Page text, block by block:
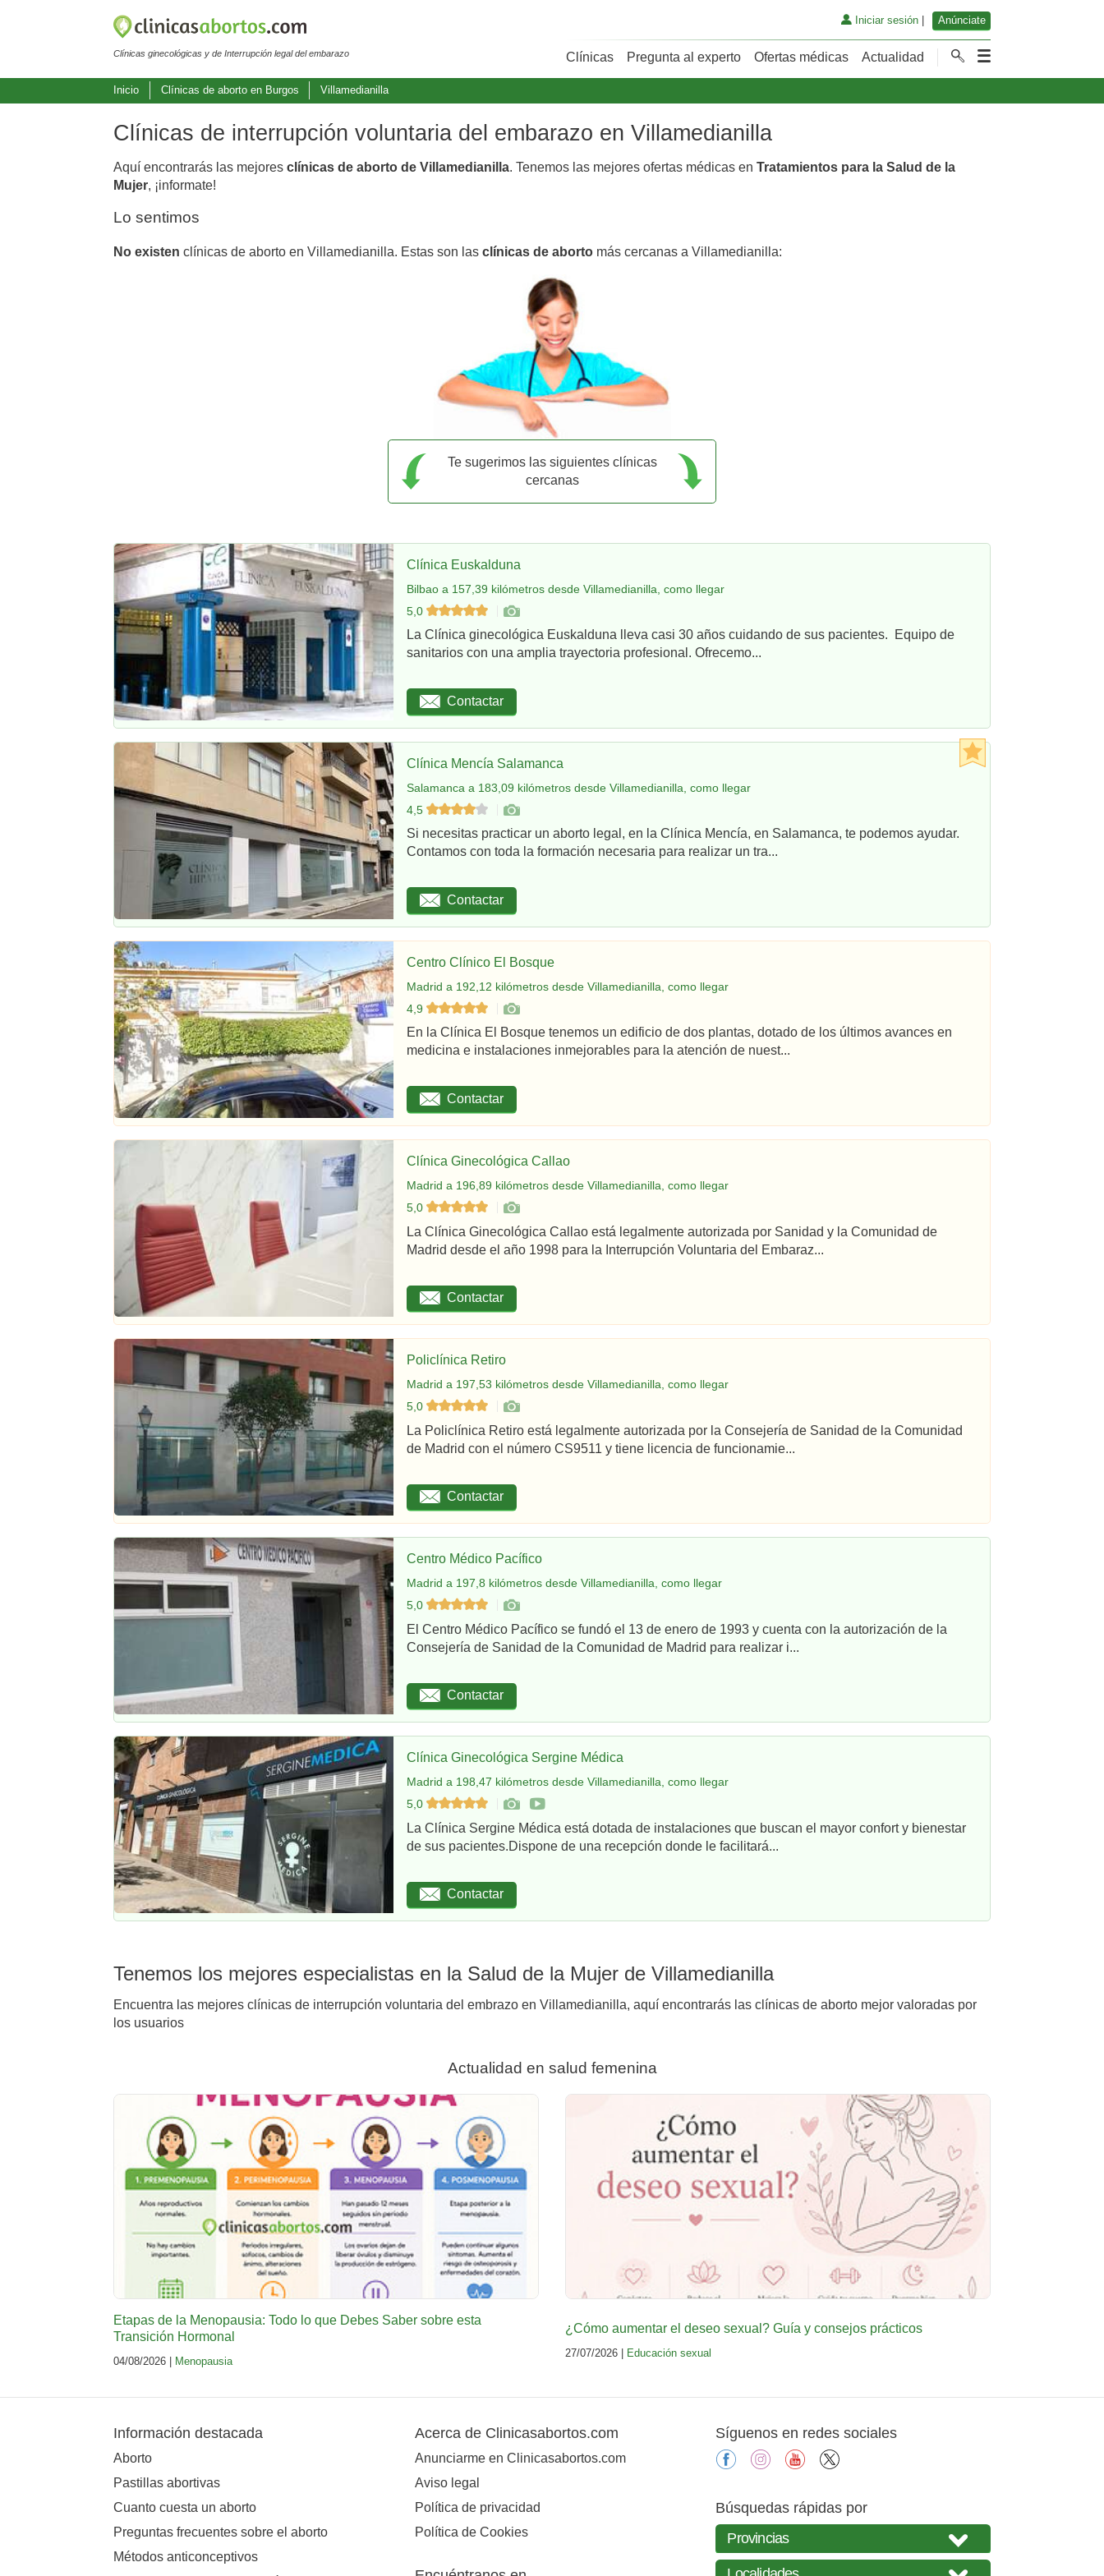
Clínicas ginecológicas y de Interrupción legal del embarazo
Iniciar sesión| Anúnciate
Clínicas Pregunta al experto Ofertas médicas Actualidad
Inicio Clínicas de aborto en Burgos Villamedianilla
Clínicas de interrupción voluntaria del embarazo en Villamedianilla
Aquí encontrarás las mejores clínicas de aborto de Villamedianilla. Tenemos las mejores ofertas médicas en Tratamientos para la Salud de la
Mujer, ¡informate!
Lo sentimos
No existen clínicas de aborto en Villamedianilla. Estas son las clínicas de aborto más cercanas a Villamedianilla:
Te sugerimos las siguientes clínicas
cercanas
Clínica Euskalduna
Bilbao a 157,39 kilómetros desde Villamedianilla, como llegar
5,0
La Clínica ginecológica Euskalduna lleva casi 30 años cuidando de sus pacientes. Equipo de
sanitarios con una amplia trayectoria profesional. Ofrecemo...
Contactar
Clínica Mencía Salamanca
Salamanca a 183,09 kilómetros desde Villamedianilla, como llegar
4,5
Si necesitas practicar un aborto legal, en la Clínica Mencía, en Salamanca, te podemos ayudar.
Contamos con toda la formación necesaria para realizar un tra...
Contactar
Centro Clínico El Bosque
Madrid a 192,12 kilómetros desde Villamedianilla, como llegar
4,9
En la Clínica El Bosque tenemos un edificio de dos plantas, dotado de los últimos avances en
medicina e instalaciones inmejorables para la atención de nuest...
Contactar
Clínica Ginecológica Callao
Madrid a 196,89 kilómetros desde Villamedianilla, como llegar
5,0
La Clínica Ginecológica Callao está legalmente autorizada por Sanidad y la Comunidad de
Madrid desde el año 1998 para la Interrupción Voluntaria del Embaraz...
Contactar
Policlínica Retiro
Madrid a 197,53 kilómetros desde Villamedianilla, como llegar
5,0
La Policlínica Retiro está legalmente autorizada por la Consejería de Sanidad de la Comunidad
de Madrid con el número CS9511 y tiene licencia de funcionamie...
Contactar
Centro Médico Pacífico
Madrid a 197,8 kilómetros desde Villamedianilla, como llegar
5,0
El Centro Médico Pacífico se fundó el 13 de enero de 1993 y cuenta con la autorización de la
Consejería de Sanidad de la Comunidad de Madrid para realizar i...
Contactar
Clínica Ginecológica Sergine Médica
Madrid a 198,47 kilómetros desde Villamedianilla, como llegar
5,0
La Clínica Sergine Médica está dotada de instalaciones que buscan el mayor confort y bienestar
de sus pacientes.Dispone de una recepción donde le facilitará...
Contactar
Tenemos los mejores especialistas en la Salud de la Mujer de Villamedianilla
Encuentra las mejores clínicas de interrupción voluntaria del embrazo en Villamedianilla, aquí encontrarás las clínicas de aborto mejor valoradas por
los usuarios
Actualidad en salud femenina
Etapas de la Menopausia: Todo lo que Debes Saber sobre esta
Transición Hormonal
04/08/2026 | Menopausia
¿Cómo aumentar el deseo sexual? Guía y consejos prácticos
27/07/2026 | Educación sexual
Información destacada
Aborto
Pastillas abortivas
Cuanto cuesta un aborto
Preguntas frecuentes sobre el aborto
Métodos anticonceptivos
Acerca de Clinicasabortos.com
Anunciarme en Clinicasabortos.com
Aviso legal
Política de privacidad
Política de Cookies
Síguenos en redes sociales
facebookinstagramyoutube
Búsquedas rápidas por